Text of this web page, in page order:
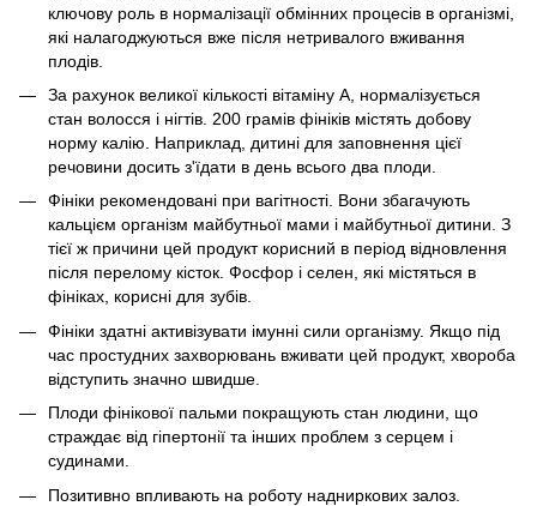
ключову роль в нормалізації обмінних процесів в організмі,
які налагоджуються вже після нетривалого вживання
плодів.
За рахунок великої кількості вітаміну A, нормалізується
стан волосся і нігтів. 200 грамів фініків містять добову
норму калію. Наприклад, дитині для заповнення цієї
речовини досить з'їдати в день всього два плоди.
Фініки рекомендовані при вагітності. Вони збагачують
кальцієм організм майбутньої мами і майбутньої дитини. З
тієї ж причини цей продукт корисний в період відновлення
після перелому кісток. Фосфор і селен, які містяться в
фініках, корисні для зубів.
Фініки здатні активізувати імунні сили організму. Якщо під
час простудних захворювань вживати цей продукт, хвороба
відступить значно швидше.
Плоди фінікової пальми покращують стан людини, що
страждає від гіпертонії та інших проблем з серцем і
судинами.
Позитивно впливають на роботу надниркових залоз.